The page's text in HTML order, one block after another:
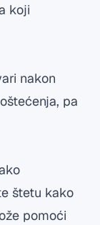
koji
nakon
pa
štetu kako
pomoći